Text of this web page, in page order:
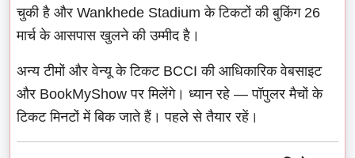
चुकी है और Wankhede Stadium के टिकटों की बुकिंग 26
मार्च के आसपास खुलने की उम्मीद है।
अन्य टीमों और वेन्यू के टिकट BCCI की आधिकारिक वेबसाइट
और BookMyShow पर मिलेंगे। ध्यान रहे — पॉपुलर मैचों के
टिकट मिनटों में बिक जाते हैं। पहले से तैयार रहें।